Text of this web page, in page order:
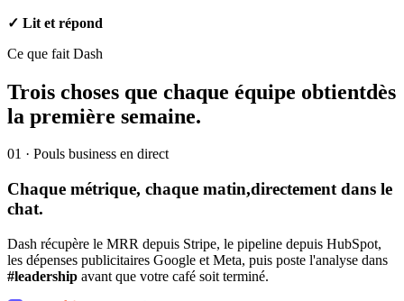
✓ Lit et répond
Ce que fait Dash
Trois choses que chaque équipe obtientdès
la première semaine.
01 · Pouls business en direct
Chaque métrique, chaque matin,directement dans le
chat.
Dash récupère le MRR depuis Stripe, le pipeline depuis HubSpot,
les dépenses publicitaires Google et Meta, puis poste l'analyse dans
#leadership avant que votre café soit terminé.